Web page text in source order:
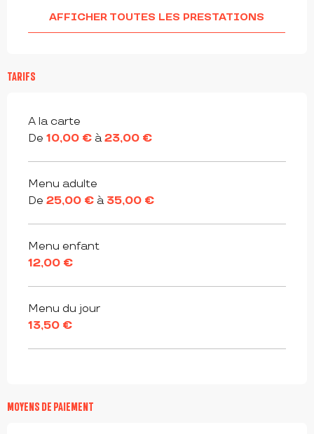
AFFICHER TOUTES LES PRESTATIONS
TARIFS
Tarifs 2026
A la carte
De 10,00 € à23,00 €
Menu adulte
De 25,00 € à 35,00 €
Menu enfant
12,00 €
Menu du jour
13,50 €
MOYENS DE PAIEMENT